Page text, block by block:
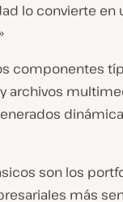
lo convierte
componentes
y archivos
son los
más